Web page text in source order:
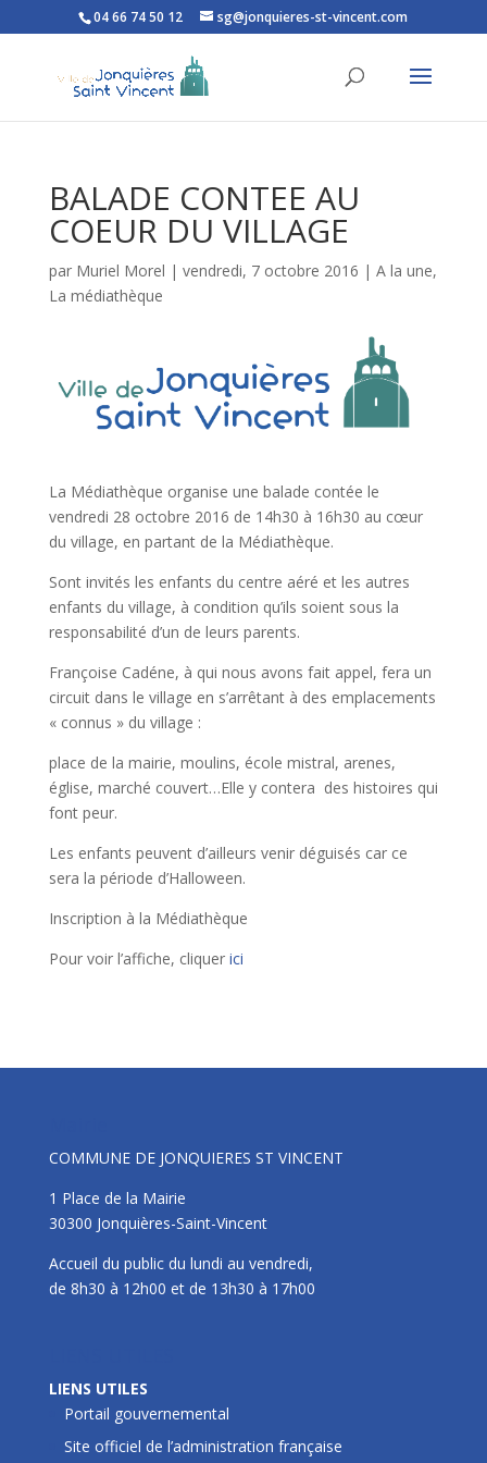
Ouvrir la barre d’outils
04 66 74 50 12 sg@jonquieres-st-vincent.com
BALADE CONTEE AU
COEUR DU VILLAGE
par Muriel Morel | vendredi, 7 octobre 2016 | A la une,
La médiathèque
La Médiathèque organise une balade contée le
vendredi 28 octobre 2016 de 14h30 à 16h30 au cœur
du village, en partant de la Médiathèque.
Sont invités les enfants du centre aéré et les autres
enfants du village, à condition qu’ils soient sous la
responsabilité d’un de leurs parents.
Françoise Cadéne, à qui nous avons fait appel, fera un
circuit dans le village en s’arrêtant à des emplacements
« connus » du village :
place de la mairie, moulins, école mistral, arenes,
église, marché couvert…Elle y contera des histoires qui
font peur.
Les enfants peuvent d’ailleurs venir déguisés car ce
sera la période d’Halloween.
Inscription à la Médiathèque
Pour voir l’affiche, cliquer ici
COMMUNE DE JONQUIERES ST VINCENT
1 Place de la Mairie
30300 Jonquières-Saint-Vincent
Accueil du public du lundi au vendredi,
de 8h30 à 12h00 et de 13h30 à 17h00
LIENS UTILES
Portail gouvernemental
Site officiel de l’administration française